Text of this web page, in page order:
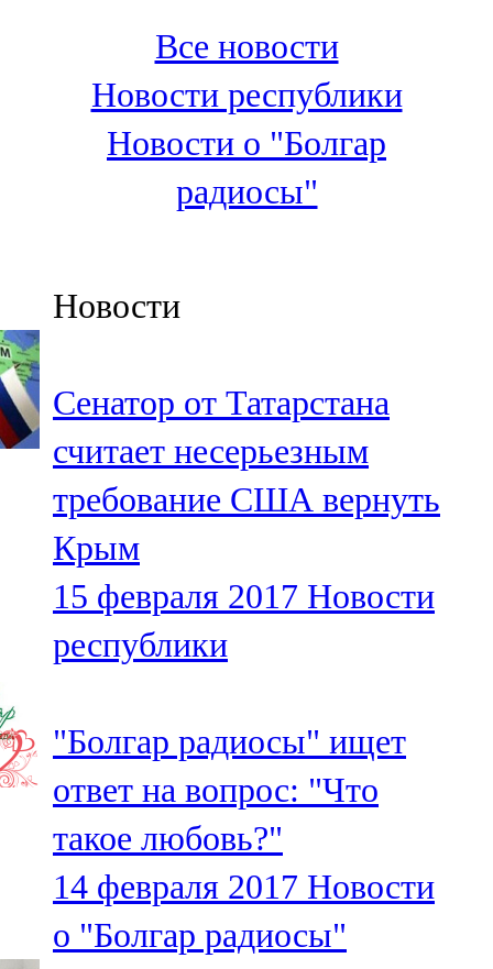
100,3 FM
Зәй
106,6 FM
Кадыбаш
105,2 FM
91,5 FM
106,1 FM
Кама тамагы
71,51 FM
Кукмара
107,9 FM
Лениногорский
Мамадыш
106,2 FM
Минзәлә
107,3 FM
Мөслим
Все новости
Новости республики
Новости о "Болгар
радиосы"
Новости
Сенатор от Татарстана
считает несерьезным
требование США вернуть
Крым
15 февраля 2017 Новости
республики
"Болгар радиосы" ищет
ответ на вопрос: "Что
такое любовь?"
14 февраля 2017 Новости
о "Болгар радиосы"